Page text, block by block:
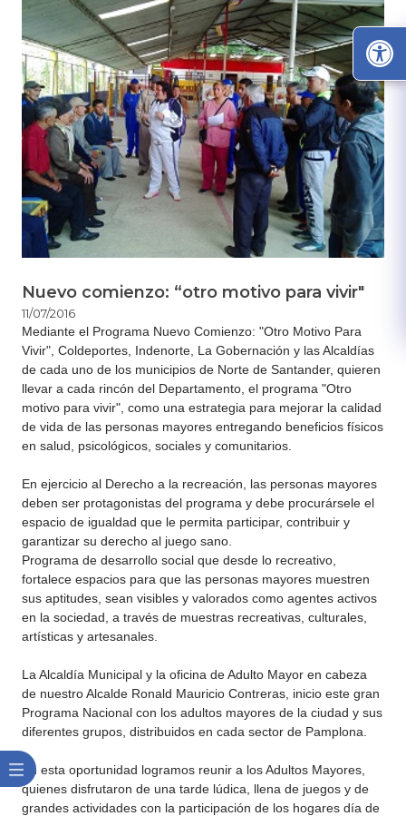
Nuevo comienzo: “otro motivo para vivir"
11/07/2016
Mediante el Programa Nuevo Comienzo: "Otro Motivo Para
Vivir", Coldeportes, Indenorte, La Gobernación y las Alcaldías
de cada uno de los municipios de Norte de Santander, quieren
llevar a cada rincón del Departamento, el programa "Otro
motivo para vivir", como una estrategia para mejorar la calidad
de vida de las personas mayores entregando beneficios físicos
en salud, psicológicos, sociales y comunitarios.
En ejercicio al Derecho a la recreación, las personas mayores
deben ser protagonistas del programa y debe procurársele el
espacio de igualdad que le permita participar, contribuir y
garantizar su derecho al juego sano.
Programa de desarrollo social que desde lo recreativo,
fortalece espacios para que las personas mayores muestren
sus aptitudes, sean visibles y valorados como agentes activos
en la sociedad, a través de muestras recreativas, culturales,
artísticas y artesanales.
La Alcaldía Municipal y la oficina de Adulto Mayor en cabeza
de nuestro Alcalde Ronald Mauricio Contreras, inicio este gran
Programa Nacional con los adultos mayores de la ciudad y sus
diferentes grupos, distribuidos en cada sector de Pamplona.
En esta oportunidad logramos reunir a los Adultos Mayores,
quienes disfrutaron de una tarde lúdica, llena de juegos y de
grandes actividades con la participación de los hogares día de